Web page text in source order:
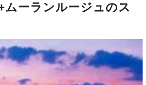
ーランルージュのス